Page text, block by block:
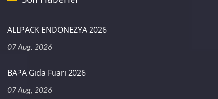
ALLPACK ENDONEZYA 2026
07 Aug, 2026
BAPA Gıda Fuarı 2026
07 Aug, 2026